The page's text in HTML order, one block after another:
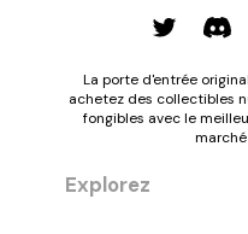
La porte d'entrée
achetez des collectibles
fongibles avec le
Explorez